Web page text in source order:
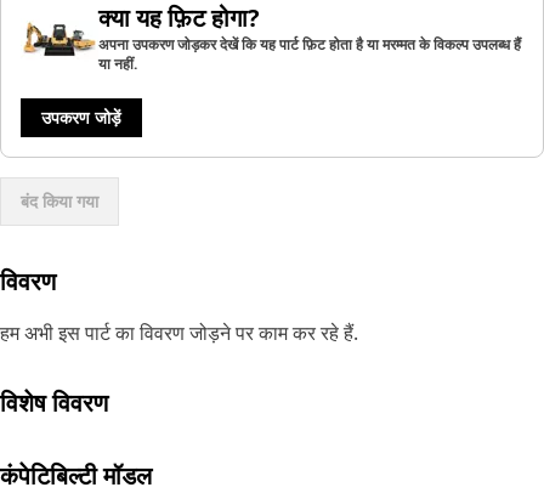
क्या यह फ़िट होगा?
अपना उपकरण जोड़कर देखें कि यह पार्ट फ़िट होता है या मरम्मत के विकल्प उपलब्ध हैं
या नहीं.
उपकरण जोड़ें
बंद किया गया
विवरण
हम अभी इस पार्ट का विवरण जोड़ने पर काम कर रहे हैं.
विशेष विवरण
कंपेटिबिल्टी मॉडल